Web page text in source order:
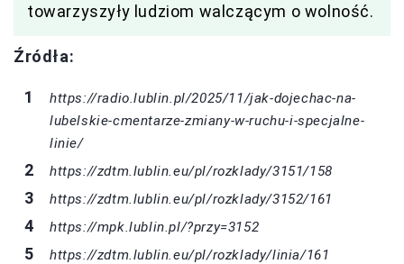
towarzyszyły ludziom walczącym o wolność.
Źródła:
https://radio.lublin.pl/2025/11/jak-dojechac-na-
lubelskie-cmentarze-zmiany-w-ruchu-i-specjalne-
linie/
https://zdtm.lublin.eu/pl/rozklady/3151/158
https://zdtm.lublin.eu/pl/rozklady/3152/161
https://mpk.lublin.pl/?przy=3152
https://zdtm.lublin.eu/pl/rozklady/linia/161